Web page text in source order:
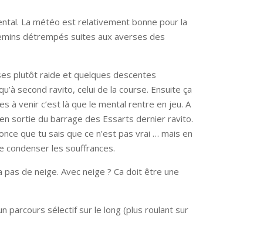
La météo est relativement bonne pour la
détrempés suites aux averses des
plutôt raide et quelques descentes
second ravito, celui de la course. Ensuite ça
à venir c’est là que le mental rentre en jeu. A
sortie du barrage des Essarts dernier ravito.
que tu sais que ce n’est pas vrai … mais en
condenser les souffrances.
pas de neige. Avec neige ? Ca doit être une
parcours sélectif sur le long (plus roulant sur